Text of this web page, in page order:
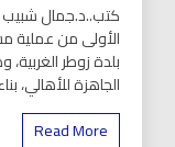
كتب..د.جمال شبيب
الأولى من عملية
بلدة زوطر
الجاهزة للأهالي،
Read More